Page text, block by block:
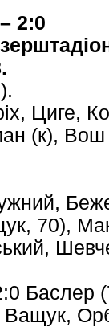
2:0
Циге,
(к), Вош
70),
Баслер
Ващук,